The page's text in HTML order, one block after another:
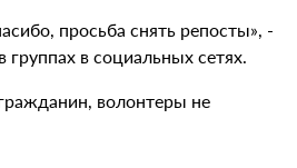
просьба снять репосты», -
группах в социальных сетях.
волонтеры не